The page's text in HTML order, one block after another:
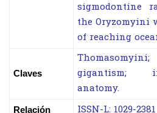
sigmodontine
the Oryzomyini
of reaching
Claves
gigantism;
anatomy.
Relación ISSN-L: 1029-2381